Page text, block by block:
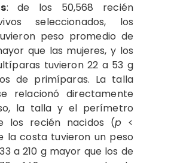
: de los 50,568 recién
seleccionados, los
peso promedio de
que las mujeres, y los
tuvieron 22 a 53 g
de primíparas. La talla
relacionó directamente
la talla y el perímetro
los recién nacidos (p <
la costa tuvieron un peso
a 210 g mayor que los de